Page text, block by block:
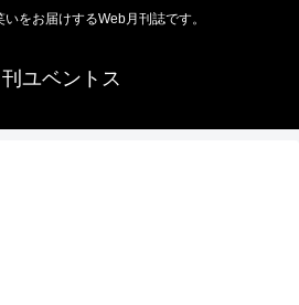
をお届けするWeb月刊誌です。
刊ユベントス